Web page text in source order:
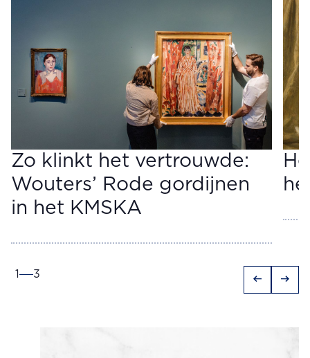
Zo klinkt het vertrouwde:
Wouters’ Rode gordijnen
in het KMSKA
1 3 arrow_left_alt arrow_right_alt